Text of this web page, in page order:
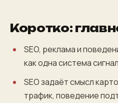
Коротко:
SEO, реклама и
как одна система
SEO задаёт смысл
трафик, поведение